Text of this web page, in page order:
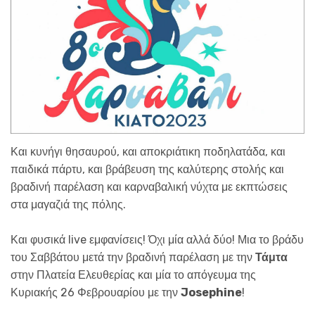
Και κυνήγι θησαυρού, και αποκριάτικη ποδηλατάδα, και
παιδικά πάρτυ, και βράβευση της καλύτερης στολής και
βραδινή παρέλαση και καρναβαλική νύχτα με εκπτώσεις
στα μαγαζιά της πόλης.
Και φυσικά live εμφανίσεις! Όχι μία αλλά δύο! Μια το βράδυ
του Σαββάτου μετά την βραδινή παρέλαση με την Τάμτα
στην Πλατεία Ελευθερίας και μία το απόγευμα της
Κυριακής 26 Φεβρουαρίου με την Josephine!